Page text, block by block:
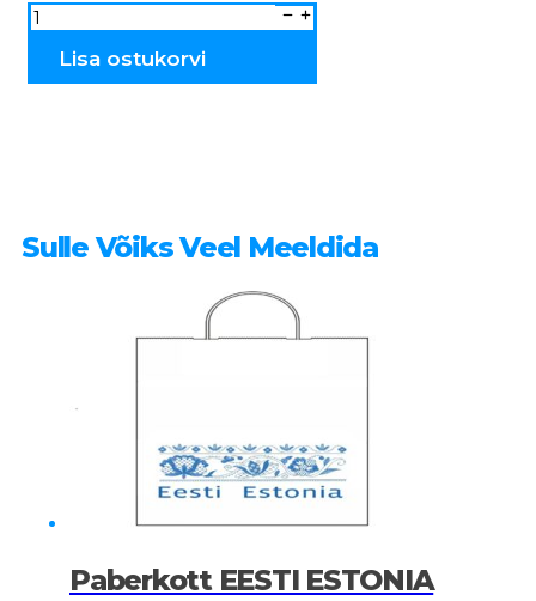
Mündikott
RR526
kogus
Lisa ostukorvi
Sulle Võiks Veel Meeldida
Paberkott EESTI ESTONIA